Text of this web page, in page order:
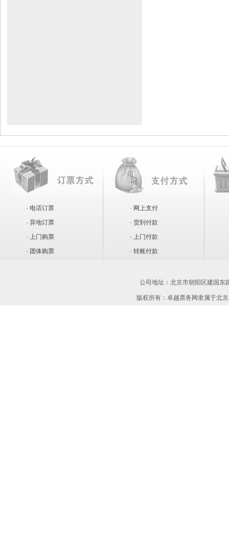
· 电话订票
· 异地订票
· 上门购票
· 团体购票
· 网上支付
· 货到付款
· 上门付款
· 转账付款
公司地址： 北京市朝阳区建国
版权所有：卓越票务网隶属于北